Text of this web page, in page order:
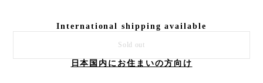
International shipping available
Sold out
日本国内にお住まいの方向け